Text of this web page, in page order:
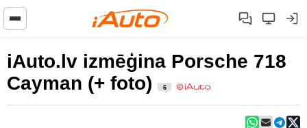
iAuto.lv izmēģina Porsche 718
Cayman (+ foto)
6